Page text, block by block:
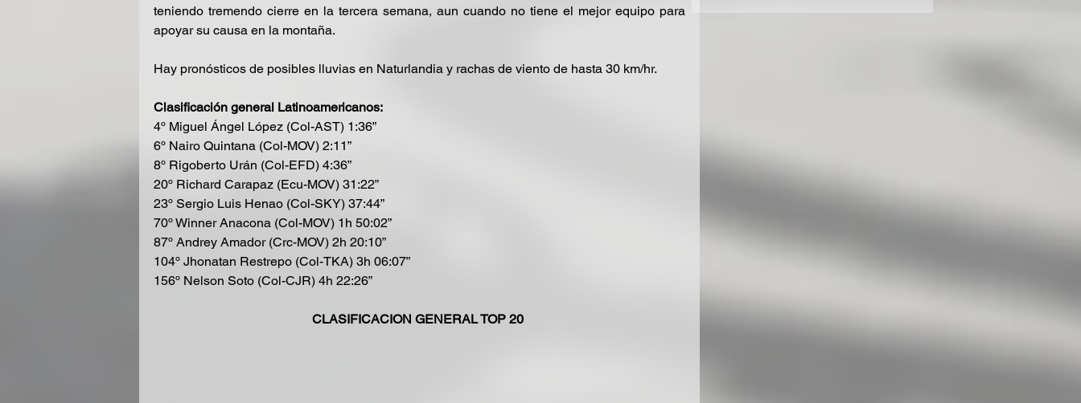
teniendo tremendo cierre en la tercera semana, aun cuando no tiene el mejor equipo para
apoyar su causa en la montaña.
Hay pronósticos de posibles lluvias en Naturlandia y rachas de viento de hasta 30 km/hr.
Clasificación general Latinoamericanos:
4º Miguel Ángel López (Col-AST) 1:36”
6º Nairo Quintana (Col-MOV) 2:11”
8º Rigoberto Urán (Col-EFD) 4:36”
20º Richard Carapaz (Ecu-MOV) 31:22”
23º Sergio Luis Henao (Col-SKY) 37:44”
70º Winner Anacona (Col-MOV) 1h 50:02”
87º Andrey Amador (Crc-MOV) 2h 20:10”
104º Jhonatan Restrepo (Col-TKA) 3h 06:07”
156º Nelson Soto (Col-CJR) 4h 22:26”
CLASIFICACION GENERAL TOP 20